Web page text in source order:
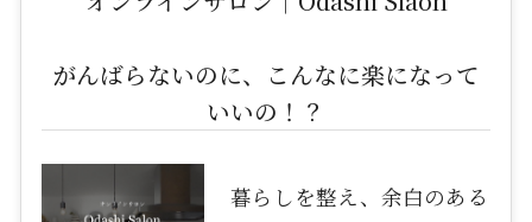
がんばらないのに、こんなに楽になって
いいの！？
暮らしを整え、余白のある